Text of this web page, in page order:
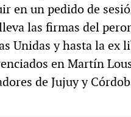
en un pedido de
las firmas del
Unidas y hasta la ex
en Martín
de Jujuy y